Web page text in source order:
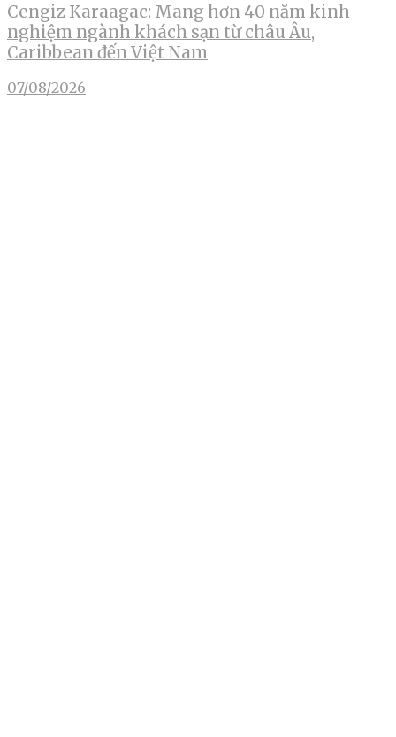
Cengiz Karaagac: Mang hơn 40 năm kinh
nghiệm ngành khách sạn từ châu Âu,
Caribbean đến Việt Nam
07/08/2026